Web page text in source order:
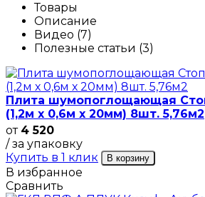
Товары
Описание
Видео (7)
Полезные статьи (3)
Плита шумопоглощающая
(1,2м х 0,6м х 20мм) 8шт. 5,76м2
от 4 520
/ за упаковку
Купить в 1 клик
В корзину
В избранное
Сравнить